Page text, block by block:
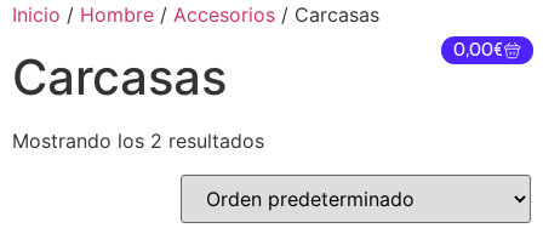
0,00€
Inicio / Hombre / Accesorios / Carcasas
Carcasas
Mostrando los 2 resultados